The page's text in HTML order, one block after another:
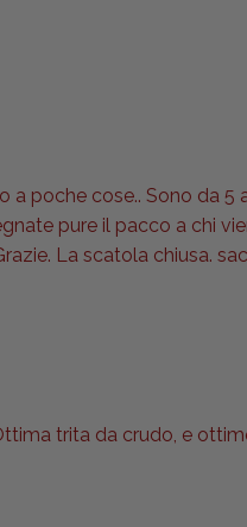
a poche cose.. Sono da
pure il pacco a chi
La scatola chiusa.
trita da crudo, e